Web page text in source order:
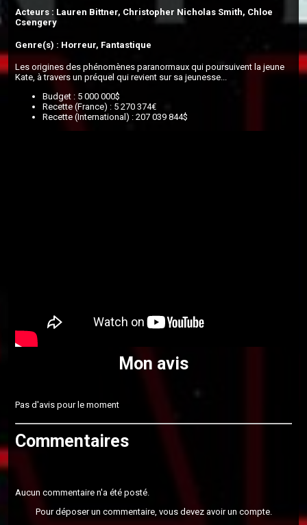
Acteurs : Lauren Bittner, Christopher Nicholas Smith, Chloe
Csengery
Genre(s) : Horreur, Fantastique
Les origines des phénomènes paranormaux qui poursuivent la jeune
Kate, à travers un préquel qui revient sur sa jeunesse...
Budget : 5 000 000$
Recette (France) : 5 270 374€
Recette (International) : 207 039 844$
Mon avis
Pas d'avis pour le moment
Commentaires
Aucun commentaire n'a été posté.
Pour déposer un commentaire, vous devez avoir un compte.